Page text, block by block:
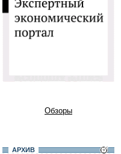
Обзоры
АРХИВ